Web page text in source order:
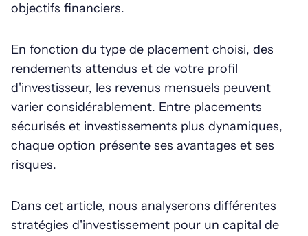
objectifs financiers.
En fonction du type de placement choisi, des
rendements attendus et de votre profil
d'investisseur, les revenus mensuels peuvent
varier considérablement. Entre placements
sécurisés et investissements plus dynamiques,
chaque option présente ses avantages et ses
risques.
Dans cet article, nous analyserons différentes
stratégies d'investissement pour un capital de